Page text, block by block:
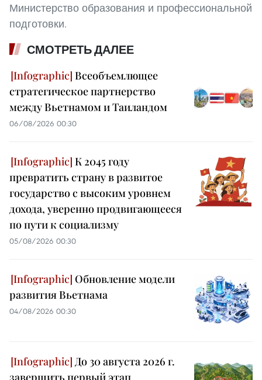
Министерство образования и профессиональной
подготовки.
СМОТРЕТЬ ДАЛЕЕ
Всеобъемлющее
стратегическое партнерство
между Вьетнамом и Таиландом
06/08/2026 00:30
К 2045 году
превратить страну в развитое
государство с высоким уровнем
дохода, уверенно продвигающееся
по пути к социализму
05/08/2026 00:30
Обновление модели
развития Вьетнама
04/08/2026 00:30
До 30 августа 2026 г.
завершить первый этап